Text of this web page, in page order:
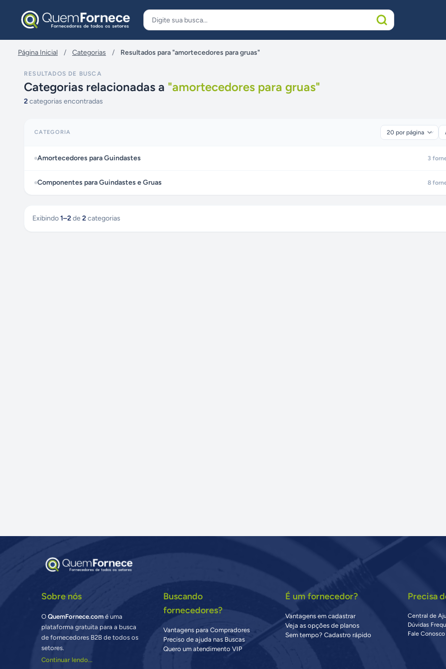
Página Inicial / Categorias / Resultados para "amortecedores para gruas"
RESULTADOS DE BUSCA
Categorias relacionadas a "amortecedores para gruas"
2categorias encontradas
CATEGORIA
Amortecedores para Guindastes 3
Componentes para Guindastes e Gruas 8
Exibindo1–2de 2categorias
Sobre nós
OQuemFornece.com é uma
plataforma gratuita para a busca
de fornecedores B2B de todos os
setores.
Continuar lendo...
Buscando
fornecedores?
Vantagens para Compradores
Preciso de ajuda nas Buscas
Quero um atendimento VIP
É um fornecedor?
Vantagens em cadastrar
Veja as opções de planos
Sem tempo? Cadastro rápido
Precisa
Central de
Dúvidas
Fale Conosco